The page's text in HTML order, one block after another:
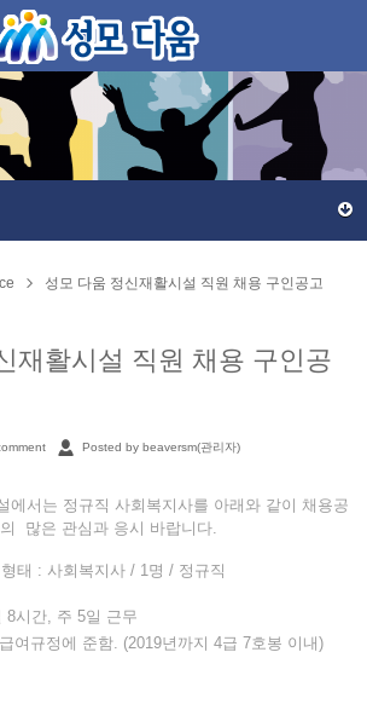
성모 다움 정신재활시설 직원 채용 구인공고
재활시설 직원 채용 구인공
Posted by beaversm(관리자)
에서는 정규직 사회복지사를 아래와 같이 채용공
많은 관심과 응시 바랍니다.
태 : 사회복지사 / 1명 / 정규직
8시간, 주 5일 근무
여규정에 준함. (2019년까지 4급 7호봉 이내)